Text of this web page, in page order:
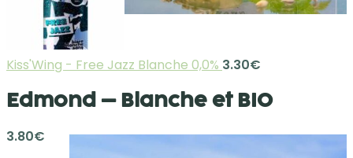
Kiss'Wing - Free Jazz Blanche 0,0% 3.30€
Edmond – Blanche et BIO
3.80€